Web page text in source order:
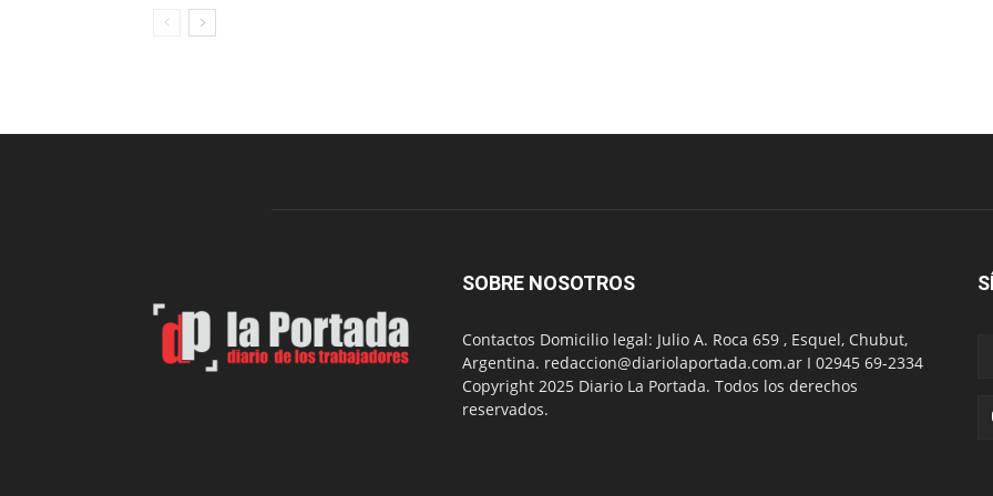
SOBRE NOSOTROS
Contactos Domicilio legal: Julio A. Roca 659 , Esquel, Chubut,
Argentina. redaccion@diariolaportada.com.ar I 02945 69-2334
Copyright 2025 Diario La Portada. Todos los derechos
reservados.